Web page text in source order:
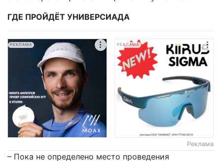
ГДЕ ПРОЙДЁТ УНИВЕРСИАДА
РЕКЛАМА РЕКЛАМА
Реклама
– Пока не определено место проведения